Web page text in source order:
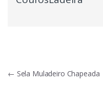
Navegação
← Sela Muladeiro Chapeada